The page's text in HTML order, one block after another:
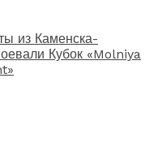
из Каменска-
Кубок «Molniya